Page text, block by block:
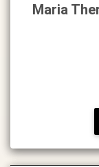
Maria